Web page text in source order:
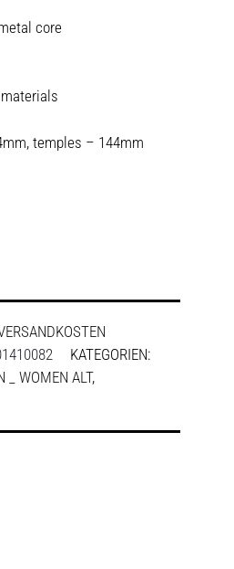
core
temples – 144mm
KATEGORIEN:
_ WOMEN ALT,